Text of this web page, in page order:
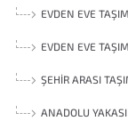
EVDEN EVE
EVDEN EVE
ŞEHIR ARASI
ANADOLU